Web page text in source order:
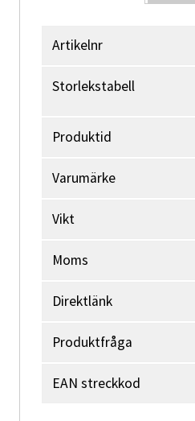
Artikelnr
Storlekstabell
Produktid
Varumärke
Vikt
Moms
Direktlänk
Produktfråga
EAN streckkod